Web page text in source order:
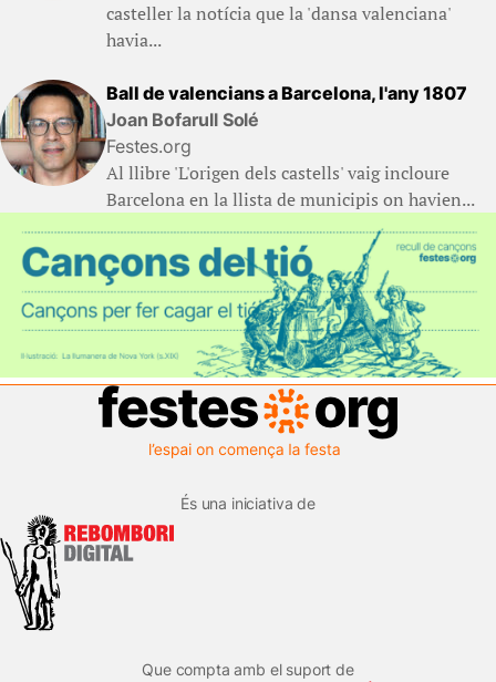
casteller la notícia que la 'dansa valenciana'
havia...
Ball de valencians a Barcelona, l'any 1807
Joan Bofarull Solé
Festes.org
Al llibre 'L'origen dels castells' vaig incloure
Barcelona en la llista de municipis on havien...
És una iniciativa de
Que compta amb el suport de